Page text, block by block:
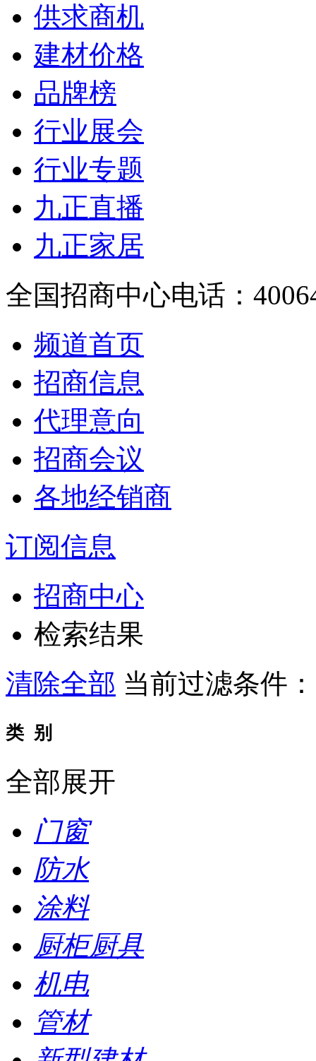
供求商机
建材价格
品牌榜
行业展会
行业专题
九正直播
九正家居
全国招商中心电话：
频道首页
招商信息
代理意向
招商会议
各地经销商
订阅信息
招商中心
检索结果
清除全部 当前过滤条件
类 别
全部展开
门窗
防水
涂料
厨柜厨具
机电
管材